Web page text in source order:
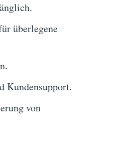
überlegene
Kundensupport.
von